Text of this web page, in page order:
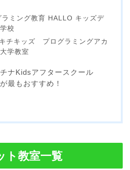
ラミング教育 HALLO キッズデ
校
チキッズ プログラミングアカ
学教室
ナKidsアフタースクール
最もおすすめ！
ト教室一覧